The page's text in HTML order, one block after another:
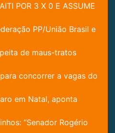
POR 3 X 0 E ASSUME
PP/União Brasil e
de maus-tratos
concorrer a vagas do
em Natal, aponta
“Senador Rogério